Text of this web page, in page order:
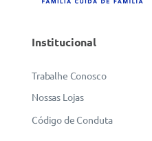
Institucional
Trabalhe Conosco
Nossas Lojas
Código de Conduta